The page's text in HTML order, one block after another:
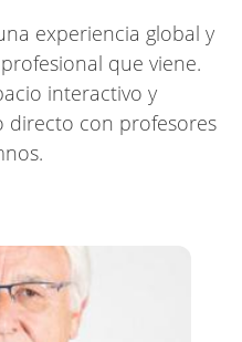
experiencia global y
que viene.
interactivo y
directo con profesores